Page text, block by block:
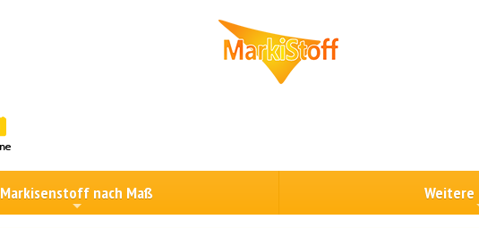
Markisenstoff nach Maß Weitere